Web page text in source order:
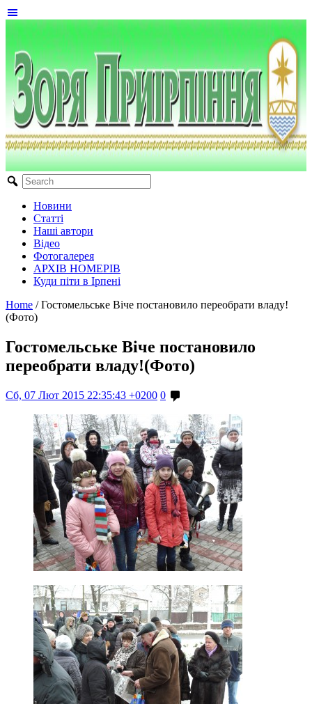
Новини
Статті
Наші автори
Відео
Фотогалерея
АРХІВ НОМЕРІВ
Куди піти в Ірпені
Home / Гостомельське Віче постановило переобрати владу!
(Фото)
Гостомельське Віче постановило
переобрати владу!(Фото)
Сб, 07 Лют 2015 22:35:43 +0200 0